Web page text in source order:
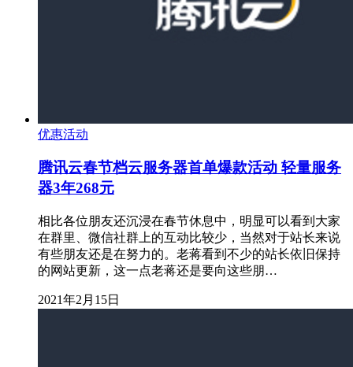
优惠活动
腾讯云春节档云服务器首单爆款活动 轻量服务
器3年268元
相比各位朋友还沉浸在春节休息中，明显可以看到大家
在群里、微信社群上的互动比较少，当然对于站长来说
有些朋友还是在努力的。老蒋看到不少的站长依旧保持
的网站更新，这一点老蒋还是要向这些朋…
2021年2月15日